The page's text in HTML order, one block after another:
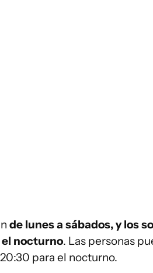
de lunes a sábados, y los
el nocturno. Las personas
para el nocturno.